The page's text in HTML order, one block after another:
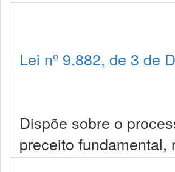
Lei nº 9.882, de 3 de
Dispõe sobre o
preceito fundamental,